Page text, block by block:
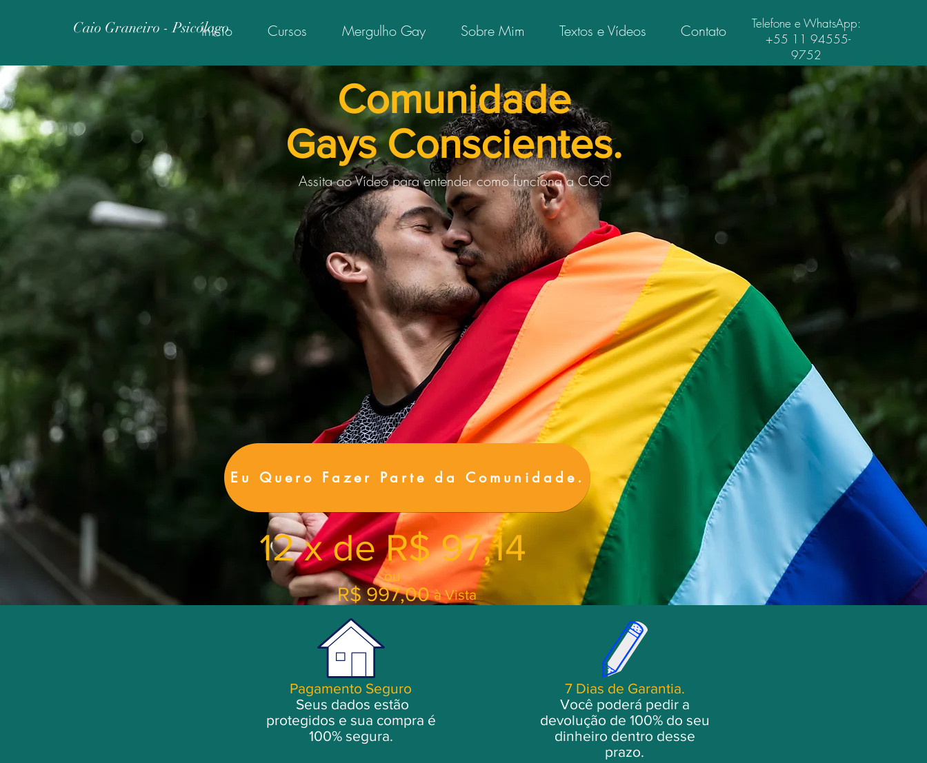
Caio Graneiro - Psicólogo
Início Cursos Mergulho Gay Sobre Mim Textos e Vídeos Contato
Telefone e WhatsApp:
+55 11 94555-
9752
Comunidade
Gays Conscientes.
Assita ao Vídeo para entender como funciona a CGC
Eu Quero Fazer Parte da Comunidade.
12 x de R$ 97,14
ou
R$ 997,00à Vista
Pagamento Seguro
Seus dados estão
protegidos e sua compra é
100% segura.
7 Dias de Garantia.
Você poderá pedir a
devolução de 100% do seu
dinheiro dentro desse
prazo.